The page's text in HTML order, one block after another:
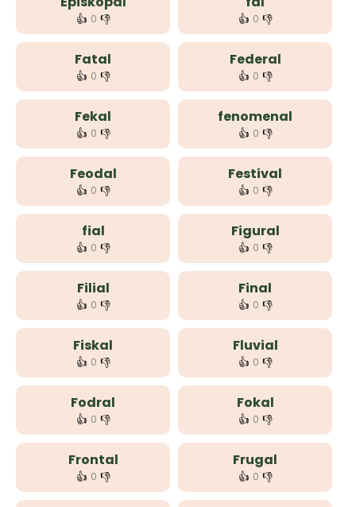
👍 0 👎 👍 0 👎
Fatal
👍 0 👎
Federal
👍 0 👎
Fekal
👍 0 👎
fenomenal
👍 0 👎
Feodal
👍 0 👎
Festival
👍 0 👎
fial
👍 0 👎
Figural
👍 0 👎
Filial
👍 0 👎
Final
👍 0 👎
Fiskal
👍 0 👎
Fluvial
👍 0 👎
Fodral
👍 0 👎
Fokal
👍 0 👎
Frontal
👍 0 👎
Frugal
👍 0 👎